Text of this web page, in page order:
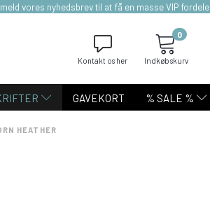
vores nyhedsbrev til at få en masse VIP fordele
Kontakt os her Indkøbskurv
0
GAVEKORT % SALE %
HEATHER